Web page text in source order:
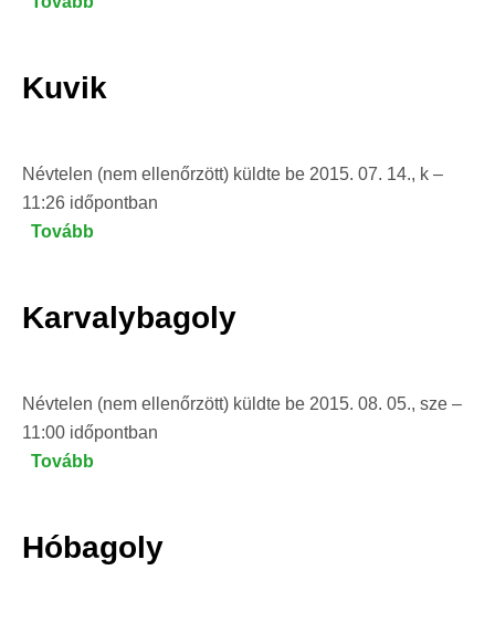
Kuvik
Névtelen (nem ellenőrzött) küldte be 2015. 07. 14., k –
11:26 időpontban
Tovább
Karvalybagoly
Névtelen (nem ellenőrzött) küldte be 2015. 08. 05., sze –
11:00 időpontban
Tovább
Hóbagoly